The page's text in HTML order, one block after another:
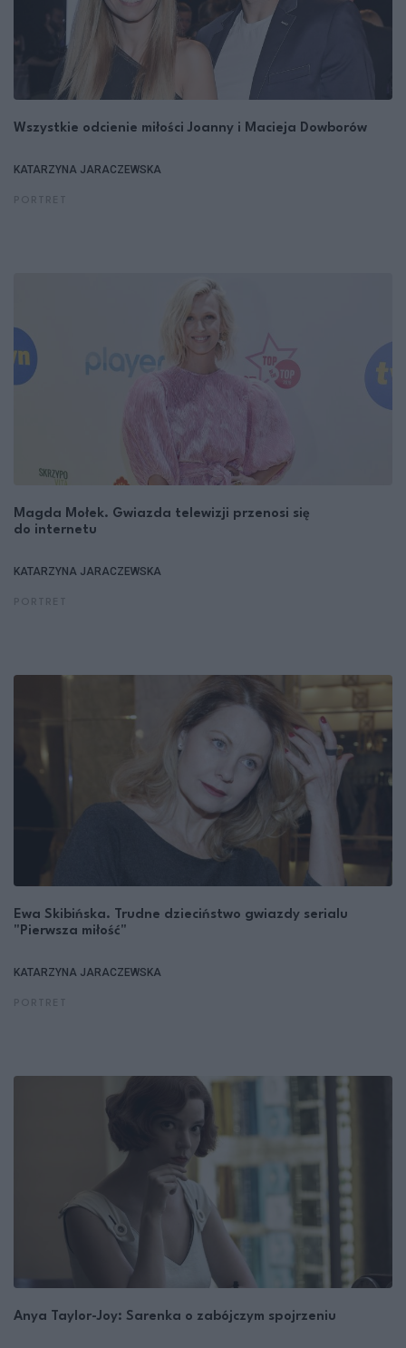
Wszystkie odcienie miłości Joanny i Macieja Dowborów
KATARZYNA JARACZEWSKA
Magda Mołek. Gwiazda telewizji przenosi się
do internetu
KATARZYNA JARACZEWSKA
Ewa Skibińska. Trudne dzieciństwo gwiazdy serialu
"Pierwsza miłość"
KATARZYNA JARACZEWSKA
Anya Taylor-Joy: Sarenka o zabójczym spojrzeniu